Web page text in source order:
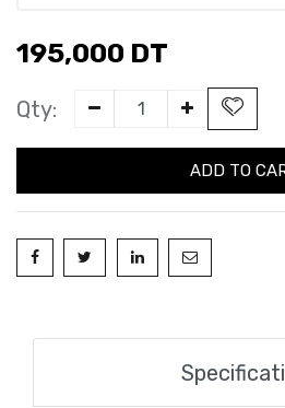
195,000 DT
Qty:
ADD TO